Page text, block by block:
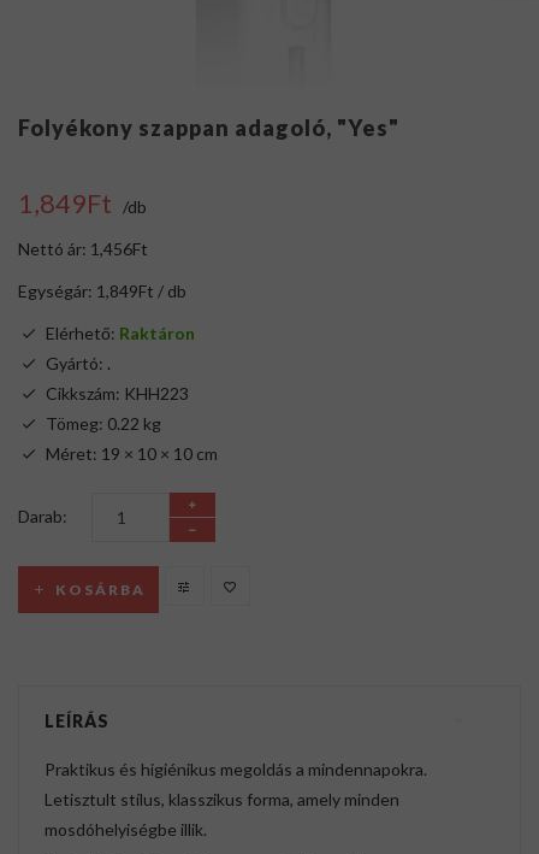
Folyékony szappan adagoló, "Yes"
1,849Ft /db
Nettó ár: 1,456Ft
Egységár: 1,849Ft / db
Elérhető: Raktáron
Gyártó: .
Cikkszám: KHH223
Tömeg: 0.22 kg
Méret: 19 × 10 × 10 cm
Darab:
KOSÁRBA
LEÍRÁS
Praktikus és higiénikus megoldás a mindennapokra.
Letisztult stílus, klasszikus forma, amely minden
mosdóhelyiségbe illik.